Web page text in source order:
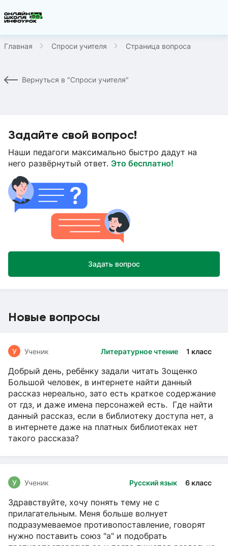
Главная Спроси учителя Страница вопроса
Вернуться в "Спроси учителя"
Задайте свой вопрос!
Наши педагоги максимально быстро дадут на
него развёрнутый ответ. Это бесплатно!
Задать вопрос
Новые вопросы
Литературное чтение 1 класс
У Ученик
Добрый день, ребёнку задали читать Зощенко
Большой человек, в интернете найти данный
рассказ нереально, зато есть краткое содержание
от гдз, и даже имена персонажей есть. Где найти
данный рассказ, если в библиотеку доступа нет, а
в интернете даже на платных библиотеках нет
такого рассказа?
Русский язык 6 класс
У Ученик
Здравствуйте, хочу понять тему не с
прилагательным. Меня больше волнует
подразумеваемое противопоставление, говорят
нужно поставить союз "а" и подобрать